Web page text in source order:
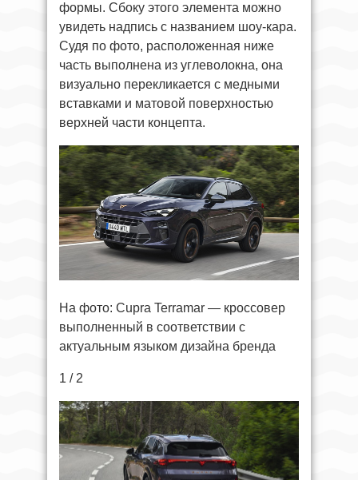
формы. Сбоку этого элемента можно
увидеть надпись с названием шоу-кара.
Судя по фото, расположенная ниже
часть выполнена из углеволокна, она
визуально перекликается с медными
вставками и матовой поверхностью
верхней части концепта.
На фото: Cupra Terramar — кроссовер
выполненный в соответствии с
актуальным языком дизайна бренда
1 / 2